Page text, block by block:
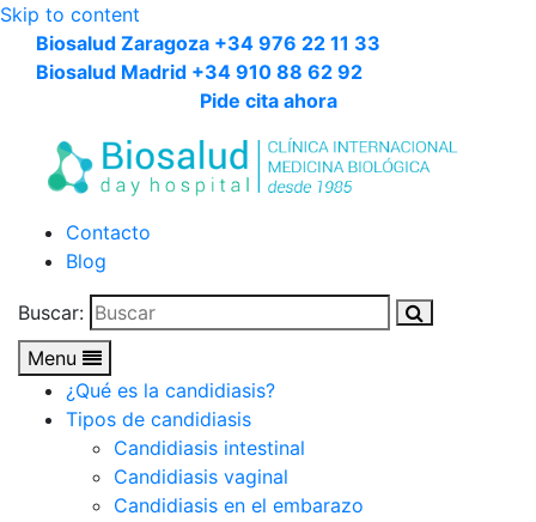
Skip to content
Biosalud Zaragoza +34 976 22 11 33
Biosalud Madrid +34 910 88 62 92
Pide cita ahora
Contacto
Blog
Buscar:
Menu
¿Qué es la candidiasis?
Tipos de candidiasis
Candidiasis intestinal
Candidiasis vaginal
Candidiasis en el embarazo